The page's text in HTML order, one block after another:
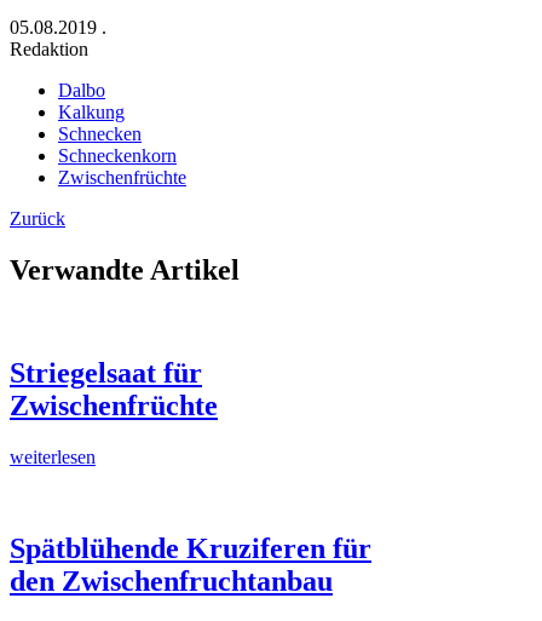
05.08.2019 .
Redaktion
Dalbo
Kalkung
Schnecken
Schneckenkorn
Zwischenfrüchte
Zurück
Verwandte Artikel
Striegelsaat für
Zwischenfrüchte
weiterlesen
Spätblühende Kruziferen für
den Zwischenfruchtanbau